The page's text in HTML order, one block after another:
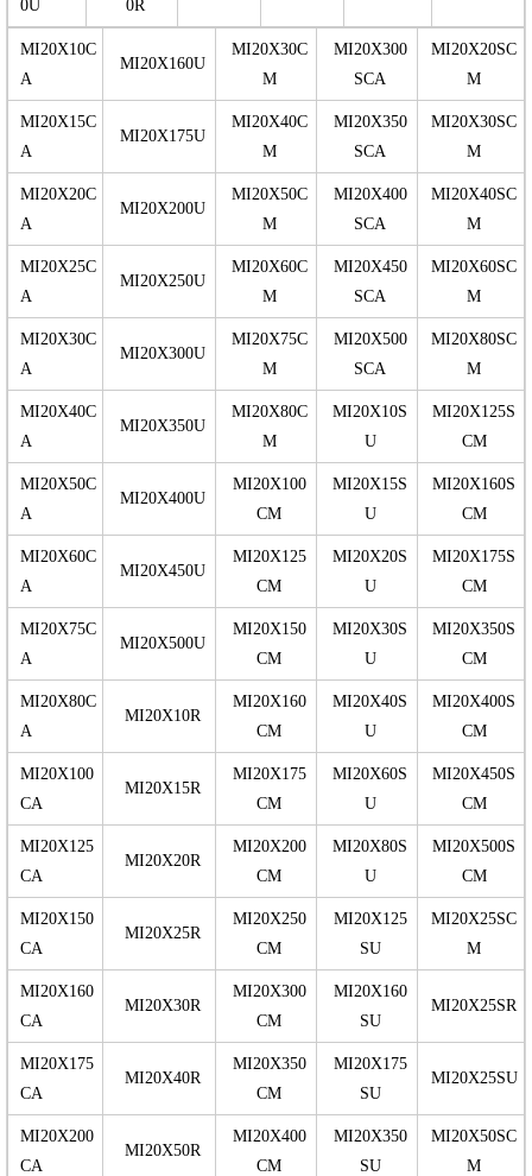
0U 0R
MI20X10C
A
MI20X160U
MI20X30C
M
MI20X300
SCA
MI20X20SC
M
MI20X15C
A
MI20X175U
MI20X40C
M
MI20X350
SCA
MI20X30SC
M
MI20X20C
A
MI20X200U
MI20X50C
M
MI20X400
SCA
MI20X40SC
M
MI20X25C
A
MI20X250U
MI20X60C
M
MI20X450
SCA
MI20X60SC
M
MI20X30C
A
MI20X300U
MI20X75C
M
MI20X500
SCA
MI20X80SC
M
MI20X40C
A
MI20X350U
MI20X80C
M
MI20X10S
U
MI20X125S
CM
MI20X50C
A
MI20X400U
MI20X100
CM
MI20X15S
U
MI20X160S
CM
MI20X60C
A
MI20X450U
MI20X125
CM
MI20X20S
U
MI20X175S
CM
MI20X75C
A
MI20X500U
MI20X150
CM
MI20X30S
U
MI20X350S
CM
MI20X80C
A
MI20X10R
MI20X160
CM
MI20X40S
U
MI20X400S
CM
MI20X100
CA
MI20X15R
MI20X175
CM
MI20X60S
U
MI20X450S
CM
MI20X125
CA
MI20X20R
MI20X200
CM
MI20X80S
U
MI20X500S
CM
MI20X150
CA
MI20X25R
MI20X250
CM
MI20X125
SU
MI20X25SC
M
MI20X160
CA
MI20X30R
MI20X300
CM
MI20X160
SU
MI20X25SR
MI20X175
CA
MI20X40R
MI20X350
CM
MI20X175
SU
MI20X25SU
MI20X200
CA
MI20X50R
MI20X400
CM
MI20X350
SU
MI20X50SC
M